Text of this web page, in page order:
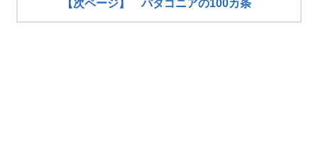
【次ページ】 パタゴニアの100カ条